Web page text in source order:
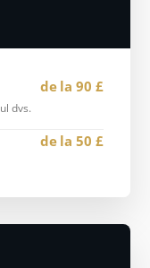
de la 90 £
dvs.
de la 50 £